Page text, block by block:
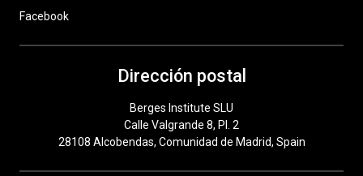
Facebook
Dirección postal
Berges Institute SLU
Calle Valgrande 8, Pl. 2
28108 Alcobendas, Comunidad de Madrid, Spain